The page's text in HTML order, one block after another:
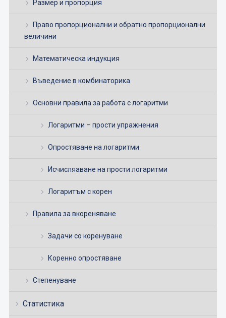
Размер и пропорция
Право пропорционални и обратно пропорционални
величини
Математическа индукция
Въведение в комбинаторика
Основни правила за работа с логаритми
Логаритми – прости упражнения
Опростяване на логаритми
Исчисляаване на прости логаритми
Логаритъм с корен
Правила за вкореняване
Задачи со коренуване
Коренно опростяване
Степенуване
Статистика